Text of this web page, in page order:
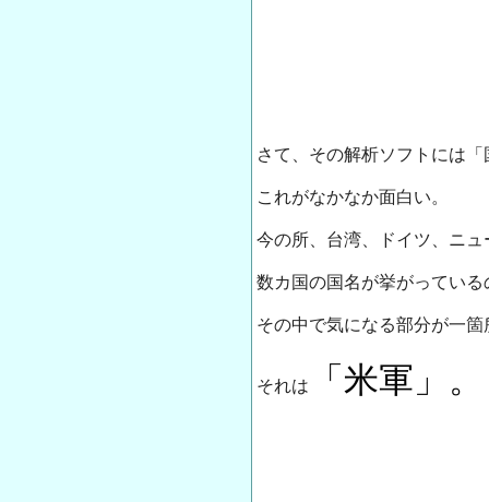
さて、その解析ソフトには
これがなかなか面白い。
今の所、台湾、ドイツ、ニ
数カ国の国名が挙がっている
その中で気になる部分が一箇
それは 「米軍」。